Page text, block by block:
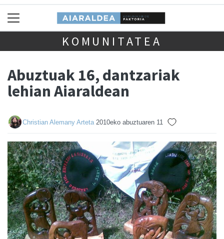
KOMUNITATEA
Abuztuak 16, dantzariak
lehian Aiaraldean
Christian Alemany Arteta 2010eko abuztuaren 11